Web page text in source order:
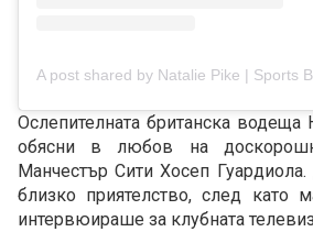
Ослепителната британска водеща
обясни в любов на
Манчестър Сити Хосеп
близко приятелство, след като
интервюираше за клубната